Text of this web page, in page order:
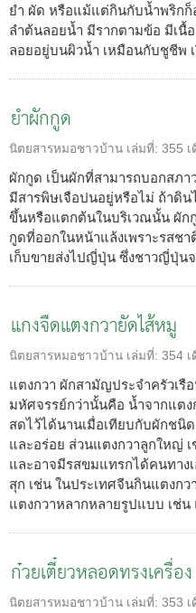
ยำ ผัด หรือแม้แต่กินกับน้ำพริกก็
ลำต้นลอยน้ำ มีรากตามข้อ มีเนื้
ลอยอยู่บนผิวน้ำ เหมือนกับชูชีพ เ
ยำผักกูด
นิตยสารหมอชาวบ้าน เล่มที่: 355
ผักกูด เป็นผักที่สามารถบอกสภ
มีสารพิษเจือปนอยู่หรือไม่ ถ้าดิ
ขึ้นหรือแตกต้นในบริเวณนั้น ผัก
กูดที่ออกในหน้าแล้งเพราะรสช
เก็บขายส่งไปญี่ปุ่น ซึ่งชาวญี่ปุ่นจ
แกงจืดแตงกวายัดไส้หมู
นิตยสารหมอชาวบ้าน เล่มที่: 354
แตงกวา ผักสามัญประจำครัวเ
มหัศจรรย์กว่านั้นคือ น้ำจากแต
สดไว้ได้นานเมื่อเทียบกับผักชนิ
และอร่อย ส่วนแตงกวาลูกใหญ่
และอาจมีรสขมแทรกได้คนทาง
สุก เช่น ในประเทศจีนกินแตงก
แตงกวาหลากหลายรูปแบบ เช่น
ก๋วยเตี๋ยวหลอดทรงเครื่อง
นิตยสารหมอชาวบ้าน เล่มที่: 353